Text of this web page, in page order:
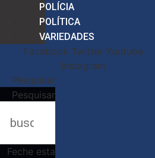
POLÍCIA
POLÍTICA
VARIEDADES
Facebook Twitter Youtube
Instagram
Pesquisar
Pesquisar
Feche esta